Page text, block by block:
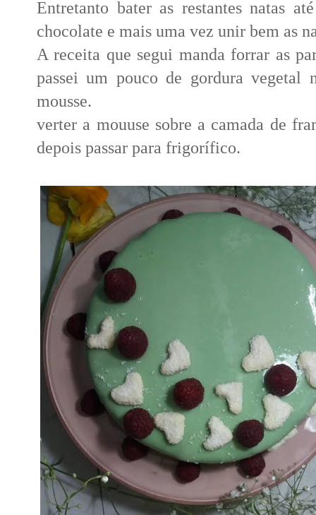
Entretanto bater as restantes natas
chocolate e mais uma vez unir bem as
A receita que segui manda forrar as
passei um pouco de gordura
mousse.
verter a mouuse sobre a camada de
depois passar para frigorífico.